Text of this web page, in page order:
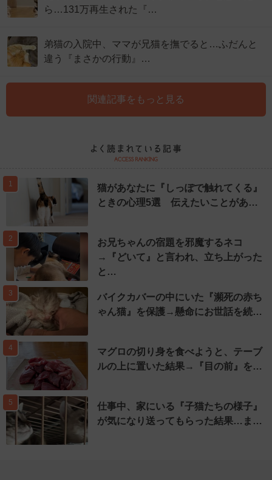
ら…131万再生された『…
弟猫の入院中、ママが兄猫を撫でると…ふだんと
違う『まさかの行動』…
関連記事をもっと見る
1
猫があなたに『しっぽで触れてくる』
ときの心理5選 伝えたいことがあ…
2
お兄ちゃんの宿題を邪魔するネコ
→『どいて』と言われ、立ち上がった
と…
3
バイクカバーの中にいた『瀕死の赤ち
ゃん猫』を保護→懸命にお世話を続…
4
マグロの切り身を食べようと、テーブ
ルの上に置いた結果→『目の前』を…
5
仕事中、家にいる『子猫たちの様子』
が気になり送ってもらった結果…ま…